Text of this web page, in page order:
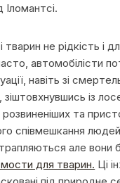
Іломантсі.
не рідкість і
автомобілісти
навіть зі
із
розвиненіших та
співмешкання
але вони
для тварин. Ці